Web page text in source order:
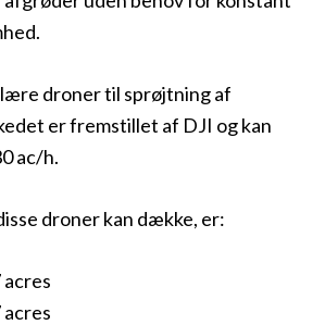
droner til sprøjtning af
er fremstillet af DJI og kan
ac/h.
droner kan dække, er: